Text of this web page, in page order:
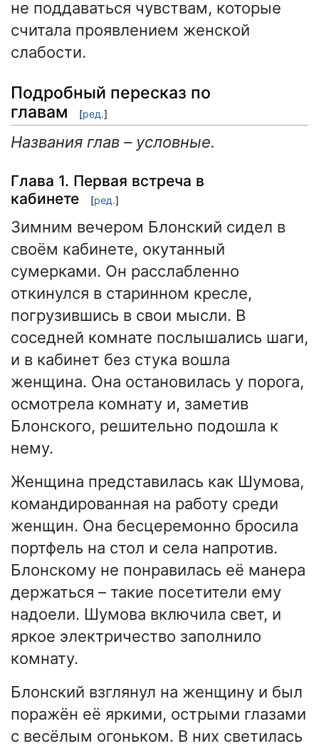
не поддаваться чувствам, которые
считала проявлением женской
слабости.
Подробный пересказ по
главам
[ред.]
Названия глав – условные.
Глава 1. Первая встреча в
кабинете
[ред.]
Зимним вечером Блонский сидел в
своём кабинете, окутанный
сумерками. Он расслабленно
откинулся в старинном кресле,
погрузившись в свои мысли. В
соседней комнате послышались шаги,
и в кабинет без стука вошла
женщина. Она остановилась у порога,
осмотрела комнату и, заметив
Блонского, решительно подошла к
нему.
Женщина представилась как Шумова,
командированная на работу среди
женщин. Она бесцеремонно бросила
портфель на стол и села напротив.
Блонскому не понравилась её манера
держаться – такие посетители ему
надоели. Шумова включила свет, и
яркое электричество заполнило
комнату.
Блонский взглянул на женщину и был
поражён её яркими, острыми глазами
с весёлым огоньком. В них светилась